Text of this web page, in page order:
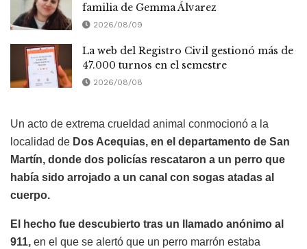
familia de Gemma Álvarez
2026/08/09
La web del Registro Civil gestionó más de
47.000 turnos en el semestre
2026/08/08
Un acto de extrema crueldad animal conmocionó a la
localidad de Dos Acequias, en el departamento de San
Martín, donde dos policías rescataron a un perro que
había sido arrojado a un canal con sogas atadas al
cuerpo.
El hecho fue descubierto tras un llamado anónimo al
911, en el que se alertó que un perro marrón estaba